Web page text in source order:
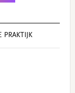
PRAKTIJK